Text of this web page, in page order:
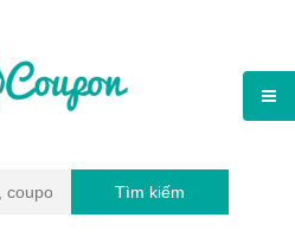
Tìm kiếm